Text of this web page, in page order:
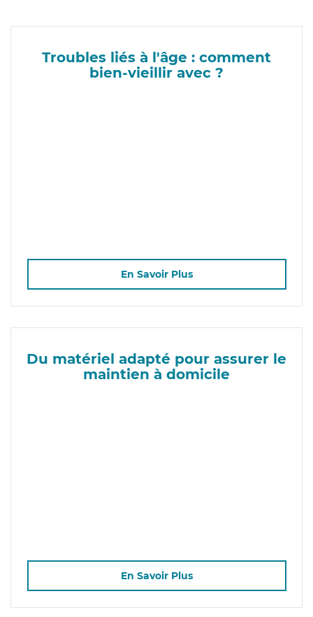
Troubles liés à l'âge : comment
bien-vieillir avec ?
En Savoir Plus
Du matériel adapté pour assurer le
maintien à domicile
En Savoir Plus